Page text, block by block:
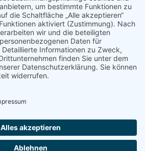
Vertrag widerrufen
Informationen